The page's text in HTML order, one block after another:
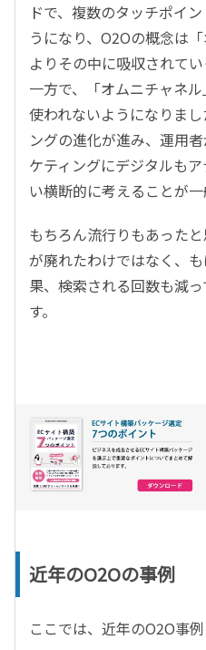
ドで、複数のタッチポイ
うになり、O2Oの概念は
よりその中に吸収されてい
一方で、「オムニチャネ
使われないようになりま
ングの進化が進み、運用
ケティングにデジタルも
い横断的に考えることが一
もちろん流行りもあった
が廃れたわけではなく、
果、検索される回数も減
す。
近年のO2Oの事例
ここでは、近年のO2O事